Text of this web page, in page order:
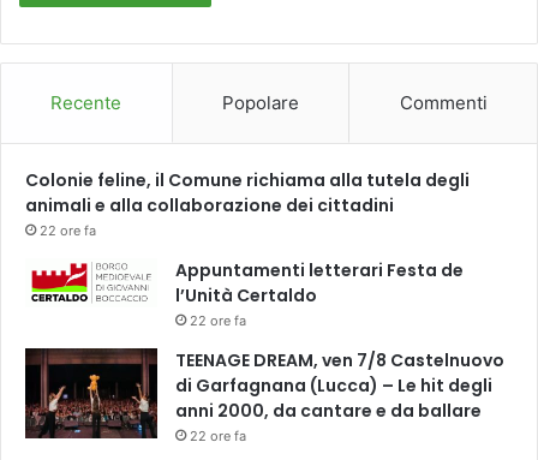
G
i
e
p
o
Recente Popolare Commenti
Colonie feline, il Comune richiama alla tutela degli
animali e alla collaborazione dei cittadini
22 ore fa
Appuntamenti letterari Festa de
l’Unità Certaldo
22 ore fa
TEENAGE DREAM, ven 7/8 Castelnuovo
di Garfagnana (Lucca) – Le hit degli
anni 2000, da cantare e da ballare
22 ore fa